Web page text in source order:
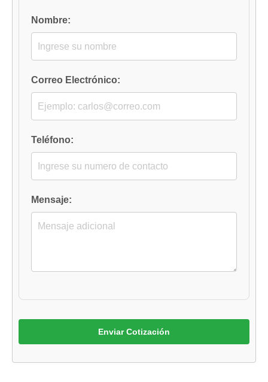
Nombre:
Correo Electrónico:
Teléfono:
Mensaje:
Enviar Cotización